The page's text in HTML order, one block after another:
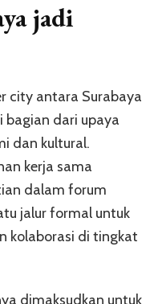
jadi
city antara Surabaya
bagian dari upaya
dan kultural.
kerja sama
dalam forum
jalur formal untuk
kolaborasi di tingkat
dimaksudkan untuk